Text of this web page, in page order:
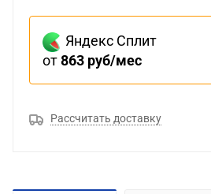
Яндекс Сплит
от863 руб/мес
Рассчитать доставку